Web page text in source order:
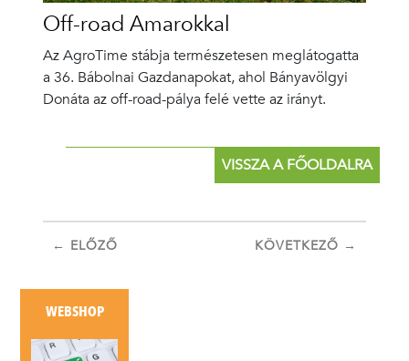
Off-road Amarokkal
Az AgroTime stábja természetesen meglátogatta
a 36. Bábolnai Gazdanapokat, ahol Bányavölgyi
Donáta az off-road-pálya felé vette az irányt.
VISSZA A FŐOLDALRA
← ELŐZŐ KÖVETKEZŐ →
WEBSHOP